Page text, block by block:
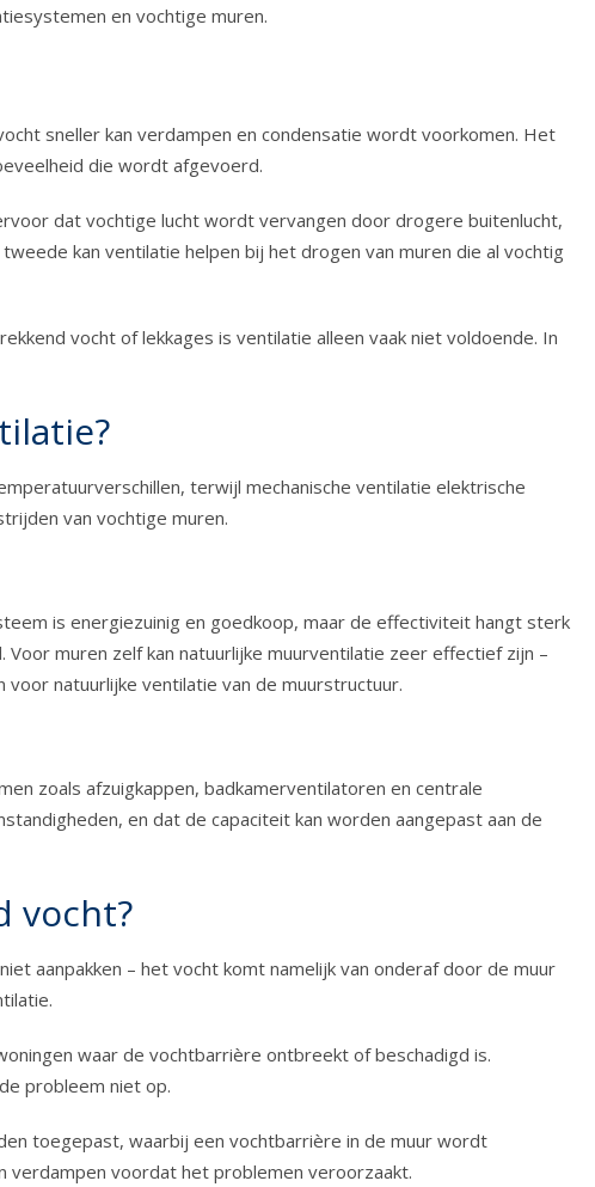
en vochtige muren.
sneller kan verdampen en condensatie wordt voorkomen. Het
die wordt afgevoerd.
dat vochtige lucht wordt vervangen door drogere buitenlucht,
kan ventilatie helpen bij het drogen van muren die al vochtig
vocht of lekkages is ventilatie alleen vaak niet voldoende. In
terwijl mechanische ventilatie elektrische
van vochtige muren.
is energiezuinig en goedkoop, maar de effectiviteit hangt sterk
muren zelf kan natuurlijke muurventilatie zeer effectief zijn –
natuurlijke ventilatie van de muurstructuur.
zoals afzuigkappen, badkamerventilatoren en centrale
en dat de capaciteit kan worden aangepast aan de
vocht?
aanpakken – het vocht komt namelijk van onderaf door de muur
waar de vochtbarrière ontbreekt of beschadigd is.
probleem niet op.
toegepast, waarbij een vochtbarrière in de muur wordt
voordat het problemen veroorzaakt.